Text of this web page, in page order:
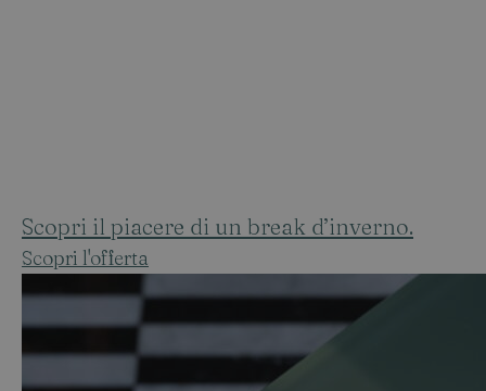
Scopri il piacere di un break d’inverno.
Scopri l'offerta